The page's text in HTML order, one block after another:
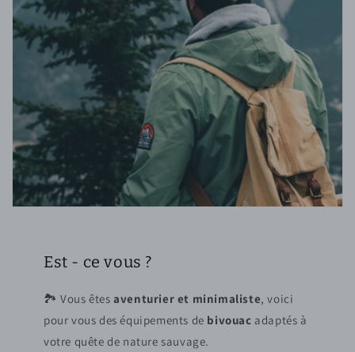
Est - ce vous ?
🏞️ Vous êtesaventurier et minimaliste, voici
pour vous des équipements de bivouac adaptés à
votre quête de nature sauvage.